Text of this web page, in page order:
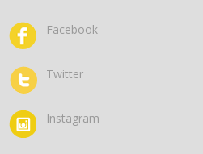
Facebook
Twitter
Instagram